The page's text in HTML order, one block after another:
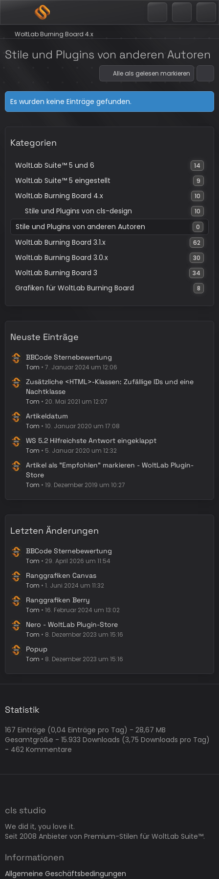
WoltLab Burning Board 4.x
Stile und Plugins von anderen Autoren
Alle als gelesen markieren
Es wurden keine Einträge gefunden.
Kategorien
WoltLab Suite™ 5 und 6 14
WoltLab Suite™ 5 eingestellt 9
WoltLab Burning Board 4.x 10
Stile und Plugins von cls-design 10
Stile und Plugins von anderen Autoren 0
WoltLab Burning Board 3.1.x 62
WoltLab Burning Board 3.0.x 30
WoltLab Burning Board 3 34
Grafiken für WoltLab Burning Board 8
Neuste Einträge
BBCode Sternebewertung
Tom 7. Januar 2024 um 12:06
Zusätzliche <HTML>-Klassen: Zufällige IDs und eine
Nachtklasse
Tom 20. Mai 2021 um 12:07
Artikeldatum
Tom 10. Januar 2020 um 17:08
WS 5.2 Hilfreichste Antwort eingeklappt
Tom 5. Januar 2020 um 12:32
Artikel als "Empfohlen" markieren - WoltLab Plugin-
Store
Tom 19. Dezember 2019 um 10:27
Letzten Änderungen
BBCode Sternebewertung
Tom 29. April 2026 um 11:54
Ranggrafiken Canvas
Tom 1. Juni 2024 um 11:32
Ranggrafiken Berry
Tom 16. Februar 2024 um 13:02
Nero - WoltLab Plugin-Store
Tom 8. Dezember 2023 um 15:16
Popup
Tom 8. Dezember 2023 um 15:16
Statistik
167 Einträge (0,04 Einträge pro Tag) - 28,67 MB
Gesamtgröße - 15.933 Downloads (3,75 Downloads pro Tag)
- 462 Kommentare
cls studio
We did it, you love it.
Seit 2008 Anbieter von Premium-Stilen für WoltLab Suite™.
Informationen
Allgemeine Geschäftsbedingungen